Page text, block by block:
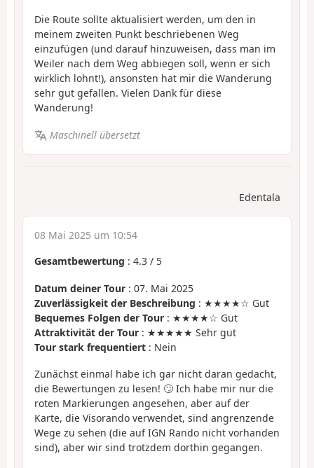
Die Route sollte aktualisiert werden, um den in
meinem zweiten Punkt beschriebenen Weg
einzufügen (und darauf hinzuweisen, dass man im
Weiler nach dem Weg abbiegen soll, wenn er sich
wirklich lohnt!), ansonsten hat mir die Wanderung
sehr gut gefallen. Vielen Dank für diese
Wanderung!
Maschinell übersetzt
Edentala
08 Mai 2025 um 10:54
Gesamtbewertung : 4.3 / 5
Datum deiner Tour : 07. Mai 2025
Zuverlässigkeit der Beschreibung : ★★★★☆ Gut
Bequemes Folgen der Tour : ★★★★☆ Gut
Attraktivität der Tour : ★★★★★ Sehr gut
Tour stark frequentiert : Nein
Zunächst einmal habe ich gar nicht daran gedacht,
die Bewertungen zu lesen! 🙄 Ich habe mir nur die
roten Markierungen angesehen, aber auf der
Karte, die Visorando verwendet, sind angrenzende
Wege zu sehen (die auf IGN Rando nicht vorhanden
sind), aber wir sind trotzdem dorthin gegangen.